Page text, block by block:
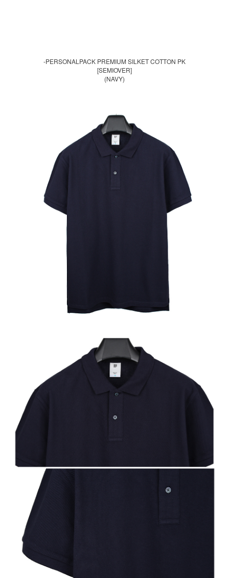
-PERSONALPACK PREMIUM SILKET COTTON PK
[SEMIOVER]
(NAVY)